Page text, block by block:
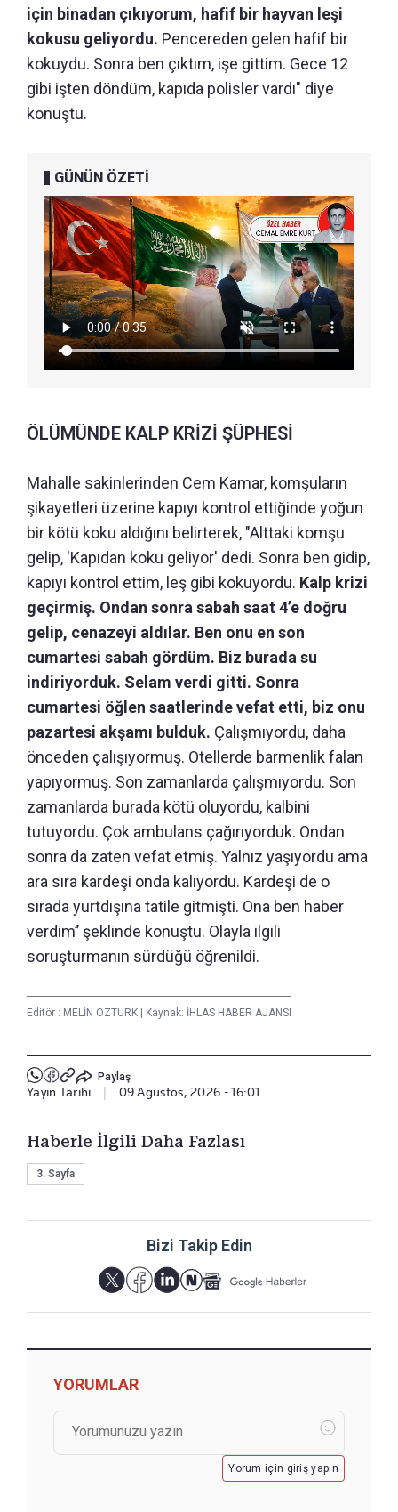
için binadan çıkıyorum, hafif bir hayvan leşi
kokusu geliyordu. Pencereden gelen hafif bir
kokuydu. Sonra ben çıktım, işe gittim. Gece 12
gibi işten döndüm, kapıda polisler vardı" diye
konuştu.
GÜNÜN ÖZETİ
ÖLÜMÜNDE KALP KRİZİ ŞÜPHESİ
Mahalle sakinlerinden Cem Kamar, komşuların
şikayetleri üzerine kapıyı kontrol ettiğinde yoğun
bir kötü koku aldığını belirterek, "Alttaki komşu
gelip, 'Kapıdan koku geliyor' dedi. Sonra ben gidip,
kapıyı kontrol ettim, leş gibi kokuyordu. Kalp krizi
geçirmiş. Ondan sonra sabah saat 4’e doğru
gelip, cenazeyi aldılar. Ben onu en son
cumartesi sabah gördüm. Biz burada su
indiriyorduk. Selam verdi gitti. Sonra
cumartesi öğlen saatlerinde vefat etti, biz onu
pazartesi akşamı bulduk. Çalışmıyordu, daha
önceden çalışıyormuş. Otellerde barmenlik falan
yapıyormuş. Son zamanlarda çalışmıyordu. Son
zamanlarda burada kötü oluyordu, kalbini
tutuyordu. Çok ambulans çağırıyorduk. Ondan
sonra da zaten vefat etmiş. Yalnız yaşıyordu ama
ara sıra kardeşi onda kalıyordu. Kardeşi de o
sırada yurtdışına tatile gitmişti. Ona ben haber
verdim’’ şeklinde konuştu. Olayla ilgili
soruşturmanın sürdüğü öğrenildi.
Editör : MELİN ÖZTÜRK Kaynak: İHLAS HABER AJANSI
Paylaş
Yayın Tarihi 09 Ağustos, 2026 - 16:01
Haberle İlgili Daha Fazlası
3. Sayfa
Bizi Takip Edin
YORUMLAR
Yorum için giriş yapın